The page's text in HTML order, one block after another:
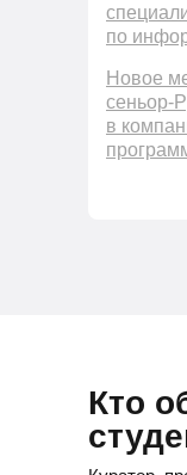
по
Новое
сеньор-
в
Кто